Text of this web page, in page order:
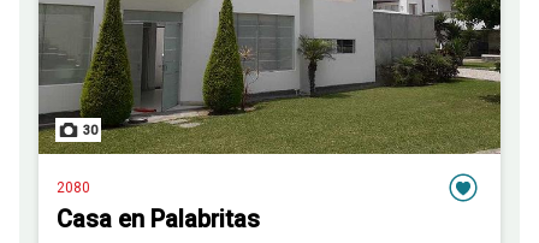
30
2080
Casa en Palabritas